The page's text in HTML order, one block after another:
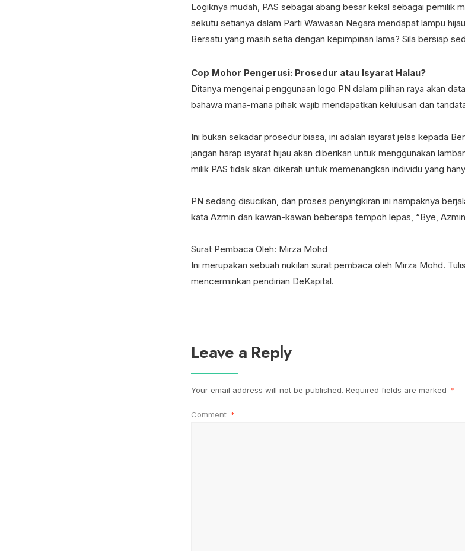
Logiknya mudah, PAS sebagai abang besar kekal sebagai pemilik
sekutu setianya dalam Parti Wawasan Negara mendapat lampu
Bersatu yang masih setia dengan kepimpinan lama? Sila bersiap
Cop Mohor Pengerusi: Prosedur atau Isyarat Halau?
Ditanya mengenai penggunaan logo PN dalam pilihan raya akan
bahawa mana-mana pihak wajib mendapatkan kelulusan dan
Ini bukan sekadar prosedur biasa, ini adalah isyarat jelas kepada
jangan harap isyarat hijau akan diberikan untuk menggunakan
milik PAS tidak akan dikerah untuk memenangkan individu yang
PN sedang disucikan, dan proses penyingkiran ini nampaknya
kata Azmin dan kawan-kawan beberapa tempoh lepas, “Bye,
Surat Pembaca Oleh: Mirza Mohd
Ini merupakan sebuah nukilan surat pembaca oleh Mirza Mohd.
mencerminkan pendirian DeKapital.
Leave a Reply
Your email address will not be published. Required fields are marked *
Comment *